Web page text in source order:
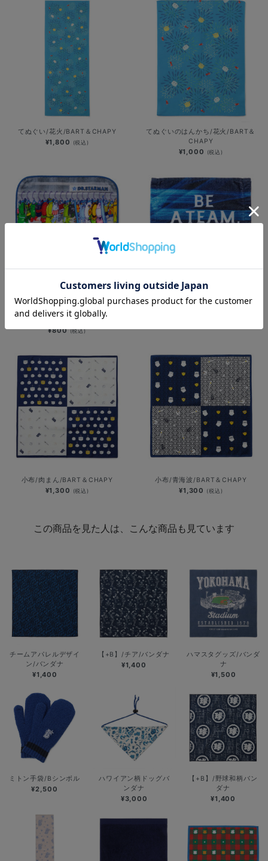
てぬぐい/花火/BART＆CHAPY
¥1,800 (税込)
てぬぐいのはんかち/花火/BART＆
CHAPY
¥1,000 (税込)
横浜DeNAベイスターズ 15th
ANNIVERSARY/おきがえご当地スタ
ーマン/ミニタオル
¥800(税込)
2026シーズンスローガン/BE A
小布/肉まん/BART＆CHAPY
¥1,300 (税込)
小布/青海波/BART＆CHAPY
¥1,300 (税込)
この商品を見た人は、こんな商品も見ています
チームアパレルデザイ
ン/バンダナ
¥1,400
【+B】/チア/バンダナ
¥1,400
ハマスタグッズ/バンダ
ナ
¥1,500
ミトン手袋/Bシンボル
¥2,500
ハワイアン柄ドッグバ
ンダナ
¥3,000
【+B】/野球和柄バン
ダナ
¥1,400